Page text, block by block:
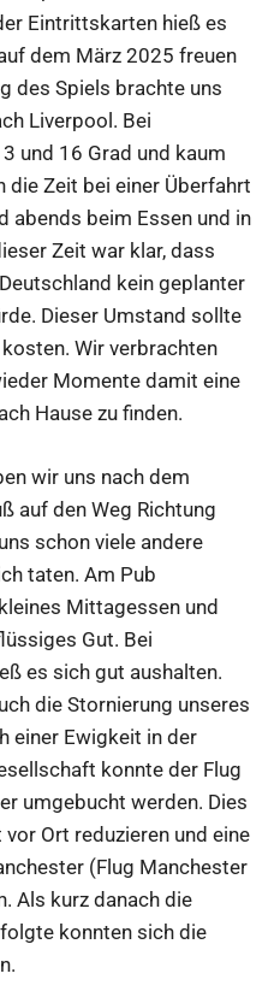
Eintrittskarten hieß es
dem März 2025 freuen
des Spiels brachte uns
Liverpool. Bei
und 16 Grad und kaum
die Zeit bei einer Überfahrt
abends beim Essen und in
Zeit war klar, dass
kein geplanter
Dieser Umstand sollte
Wir verbrachten
Momente damit eine
Hause zu finden.
wir uns nach dem
auf den Weg Richtung
schon viele andere
taten. Am Pub
Mittagessen und
Gut. Bei
es sich gut aushalten.
die Stornierung unseres
einer Ewigkeit in der
konnte der Flug
umgebucht werden. Dies
Ort reduzieren und eine
(Flug Manchester
Als kurz danach die
konnten sich die